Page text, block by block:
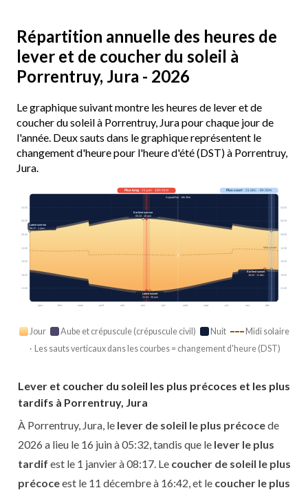
Répartition annuelle des heures de
lever et de coucher du soleil à
Porrentruy, Jura - 2026
Le graphique suivant montre les heures de lever et de
coucher du soleil à Porrentruy, Jura pour chaque jour de
l'année. Deux sauts dans le graphique représentent le
changement d'heure pour l'heure d'été (DST) à Porrentruy,
Jura.
janv. févr. mars avril mai juin juil. août sept. oct. nov. déc.
Midi solaire
03:00 03:00
06:00 06:00
09:00 09:00
12:00 12:00
15:00 15:00
18:00 18:00
21:00 21:00
Plus long· 21 juin · 16h 01m Plus court· 21 déc. · 8h 30m
Aujourd’hui · 14h 45m
Earliest sunrise
05:32 · 16 juin
Latest sunrise
08:17 · 1 janv.
Earliest sunset
16:42 · 11 déc.
Latest sunset
21:34 · 26 juin
Jour Aube et crépuscule (crépuscule civil) Nuit
Midi solaire
· Les sauts verticaux dans les courbes = changement d'heure (DST)
Lever et coucher du soleil les plus précoces et les plus
tardifs à Porrentruy, Jura
À Porrentruy, Jura, le lever de soleil le plus précocede
2026 a lieu le 16 juin à 05:32, tandis que le lever le plus
tardif est le 1 janvier à 08:17. Le coucher de soleil le plus
précoceest le 11 décembre à 16:42, et le coucher le plus